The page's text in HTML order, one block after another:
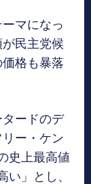
マになっ
民主党候
格も暴落
ードのデ
ー・ケン
史上最高値
い」とし、